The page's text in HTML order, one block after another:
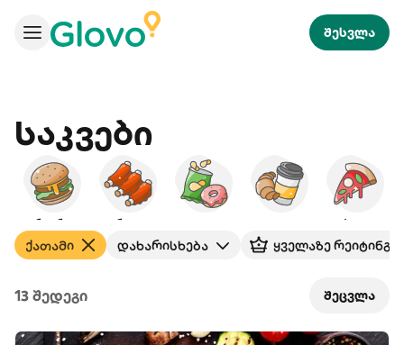
შესვლა
Საკვები
ბურგერები ამერიკული პიცა
ქათამი დახარისხება ყველაზე
13 შედეგი შეცვლა